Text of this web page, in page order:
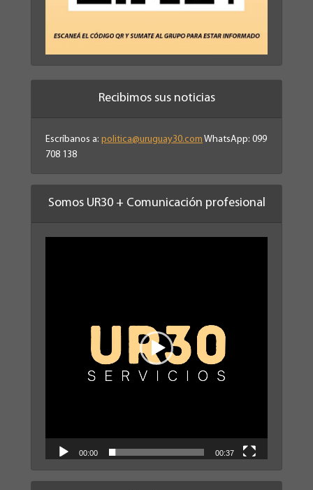
Recibimos sus noticias
Escríbanos a: politica@uruguay30.com WhatsApp: 099
708 138
Somos UR30 + Comunicación profesional
00:00 00:37